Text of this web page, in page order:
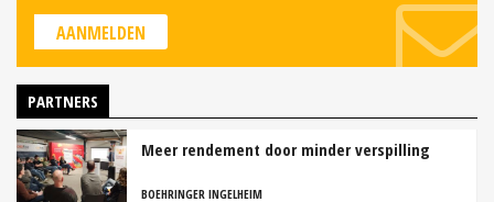
AANMELDEN
PARTNERS
Meer rendement door minder verspilling
BOEHRINGER INGELHEIM